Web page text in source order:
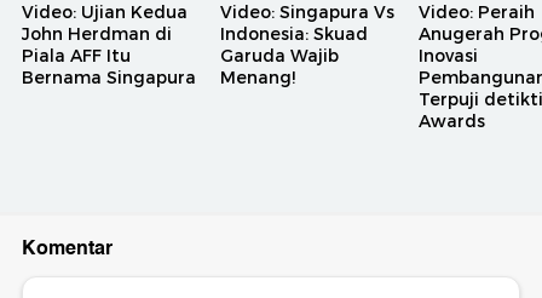
Video: Ujian Kedua
John Herdman di
Piala AFF Itu
Bernama Singapura
Video: Singapura Vs
Indonesia: Skuad
Garuda Wajib
Menang!
Video: Peraih
Anugerah
Inovasi
Terpuji
Awards